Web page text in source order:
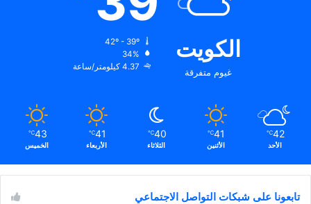
الكويت
غيوم متفرقة
34%
4.37 كيلومتر/ساعة
42
℃
الأحد
41
℃
الأثنين
40
℃
الثلاثاء
41
℃
الأربعاء
43
℃
الخميس
تابعونا على شبكات التواصل الاجتماعي